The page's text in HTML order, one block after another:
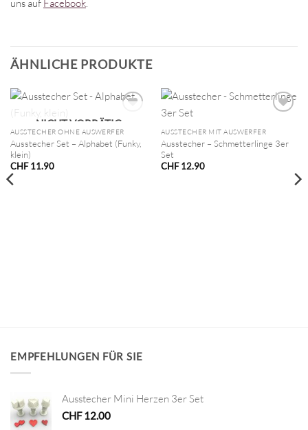
uns auf Facebook.
ÄHNLICHE PRODUKTE
NICHT VORRÄTIG
AUSSTECHER OHNE AUSWERFER
Ausstecher Set – Alphabet (Funky,
klein)
CHF11.90
AUSSTECHER MIT AUSWERFER
Ausstecher – Schmetterlinge 3er
Set
CHF12.90
EMPFEHLUNGEN FÜR SIE
Ausstecher Mini Herzen 3er Set
CHF12.00